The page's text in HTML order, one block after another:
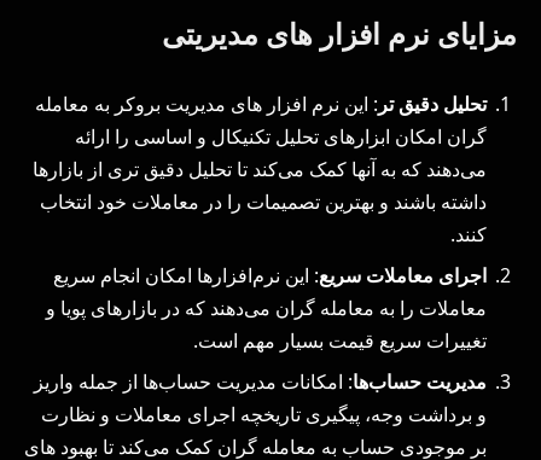
مزایای نرم افزار های مدیریتی
تحلیل دقیق تر: این نرم افزار های مدیریت بروکر به معامله‌
گران امکان ابزارهای تحلیل تکنیکال و اساسی را ارائه
می‌دهند که به آنها کمک می‌کند تا تحلیل دقیق‌ تری از بازارها
داشته باشند و بهترین تصمیمات را در معاملات خود انتخاب
کنند.
اجرای معاملات سریع: این نرم‌افزارها امکان انجام سریع
معاملات را به معامله‌ گران می‌دهند که در بازارهای پویا و
تغییرات سریع قیمت بسیار مهم است.
مدیریت حساب‌ها: امکانات مدیریت حساب‌ها از جمله واریز
و برداشت وجه، پیگیری تاریخچه اجرای معاملات و نظارت
بر موجودی حساب به معامله‌ گران کمک می‌کند تا بهبود های